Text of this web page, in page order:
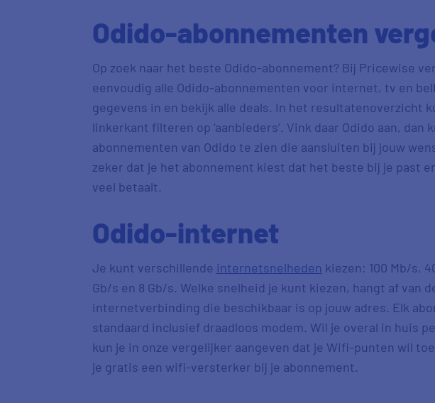
Odido-abonnementen
Op zoek naar het beste Odido-abonnement? Bij Pricewise
eenvoudig alle Odido-abonnementen voor internet, tv en
gegevens in en bekijk alle deals. In het resultatenoverzicht
linkerkant filteren op ‘aanbieders’. Vink daar Odido aan, dan
abonnementen van Odido te zien die aansluiten bij jouw
zeker dat je het abonnement kiest dat het beste bij je past
veel betaalt.
Odido-internet
Je kunt verschillende internetsnelheden kiezen: 100 Mb/s,
Gb/s en 8 Gb/s. Welke snelheid je kunt kiezen, hangt af van
internetverbinding die beschikbaar is op jouw adres. Elk
standaard inclusief draadloos modem. Wil je overal in huis
kun je in onze vergelijker aangeven dat je Wifi-punten wil
je gratis een wifi-versterker bij je abonnement.